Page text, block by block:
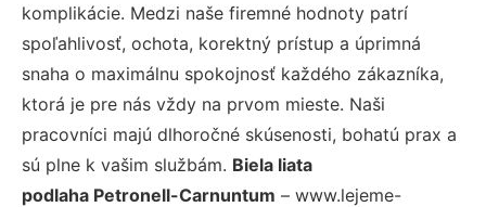
komplikácie. Medzi naše firemné hodnoty patrí
spoľahlivosť, ochota, korektný prístup a úprimná
snaha o maximálnu spokojnosť každého zákazníka,
ktorá je pre nás vždy na prvom mieste. Naši
pracovníci majú dlhoročné skúsenosti, bohatú prax a
sú plne k vašim službám. Biela liata
podlaha Petronell-Carnuntum – www.lejeme-